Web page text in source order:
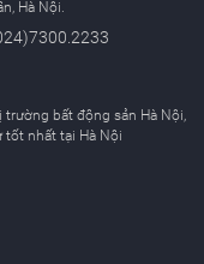
Hà Nội.
bất động sản Hà Nội,
tốt nhất tại Hà Nội